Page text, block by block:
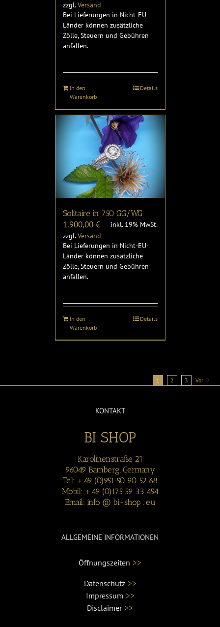
zzgl.Versand
Bei Lieferungen in Nicht-EU-
Länder können zusätzliche
Zölle, Steuern und Gebühren
anfallen.
In den
Warenkorb
Details
Solitaire in 750 GG/WG
1.900,00 €
inkl. 19% MwSt.
zzgl.Versand
Bei Lieferungen in Nicht-EU-
Länder können zusätzliche
Zölle, Steuern und Gebühren
anfallen.
In den
Warenkorb
Details
1 2 3 Vor
KONTAKT
BI SHOP
Karolinenstraße 21
96049 Bamberg, Germany
Tel: +49 (0)951 50 90 52 68
Mobil: +49 (0)175 59 33 454
Email: info @ bi-shop . eu
ALLGEMEINE INFORMATIONEN
Öffnungszeiten >>
Datenschutz >>
Impressum >>
Disclaimer >>